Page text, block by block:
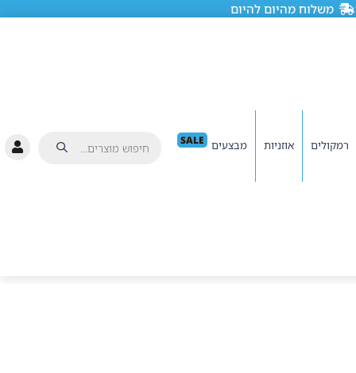
משלוח מהיום להיום
רמקולים אוזניות מבצעים SALE